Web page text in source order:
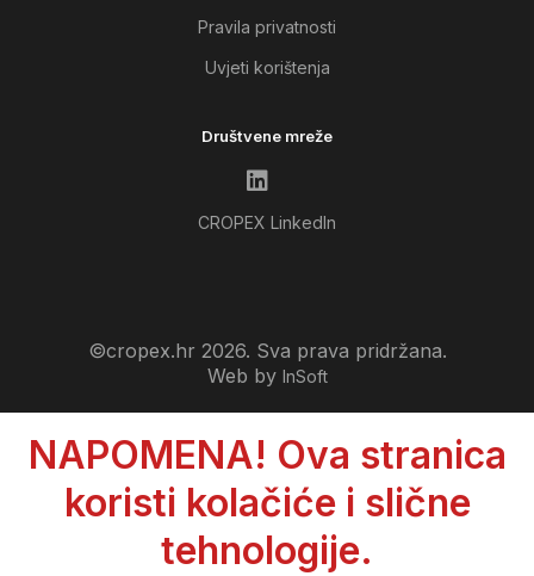
Pravila privatnosti
Uvjeti korištenja
Društvene mreže
CROPEX LinkedIn
©cropex.hr 2026. Sva prava pridržana.
Web by InSoft
NAPOMENA! Ova stranica
koristi kolačiće i slične
tehnologije.